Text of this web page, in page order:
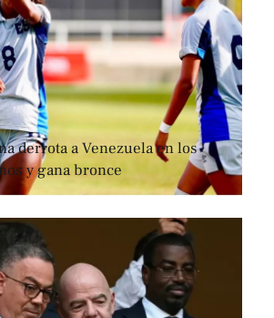
derrota a Venezuela en los
y gana bronce